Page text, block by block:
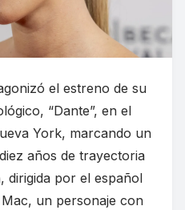
el estreno de su
“Dante”, en el
York, marcando un
años de trayectoria
dirigida por el español
un personaje con